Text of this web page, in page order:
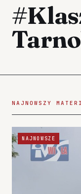
NAJNOWSZY
NAJNOWSZE